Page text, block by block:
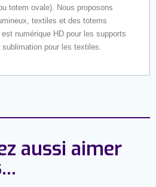
totem ovale). Nous proposons
textiles et des totems
numérique HD pour les supports
pour les textiles.
aussi aimer